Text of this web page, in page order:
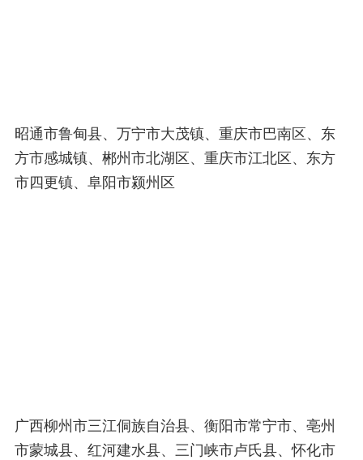
昭通市鲁甸县、万宁市大茂镇、重庆市巴南区、东
方市感城镇、郴州市北湖区、重庆市江北区、东方
市四更镇、阜阳市颍州区
广西柳州市三江侗族自治县、衡阳市常宁市、亳州
市蒙城县、红河建水县、三门峡市卢氏县、怀化市